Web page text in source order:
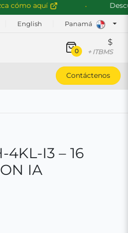
aquí
English Panamá
0
$
+ ITBMS
Contáctenos
4KL-I3 – 16
IA